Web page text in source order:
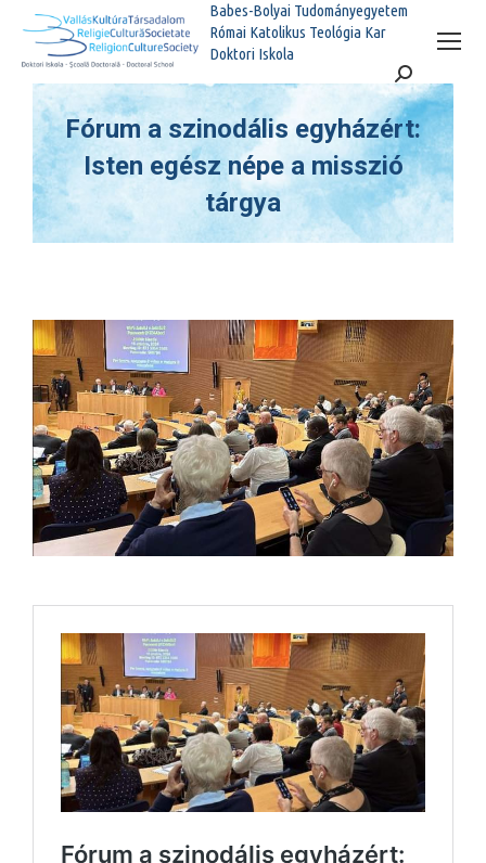
Babes-Bolyai Tudományegyetem
Római Katolikus Teológia Kar
Doktori Iskola
Search:
Fórum a szinodális egyházért:
Isten egész népe a misszió
tárgya
You are here: